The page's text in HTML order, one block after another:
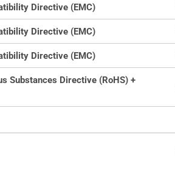
Directive (EMC)
Directive (EMC)
Directive (EMC)
Substances Directive (RoHS) +